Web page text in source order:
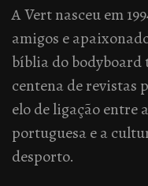
A Vert nasceu em
amigos e
bíblia do bodyboard
centena de revistas
elo de ligação entre
portuguesa e a
desporto.